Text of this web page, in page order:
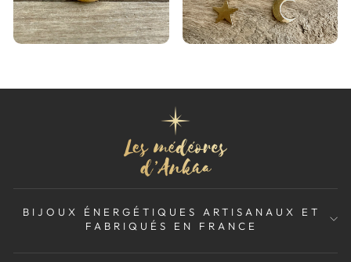
BIJOUX ÉNERGÉTIQUES ARTISANAUX ET
FABRIQUÉS EN FRANCE